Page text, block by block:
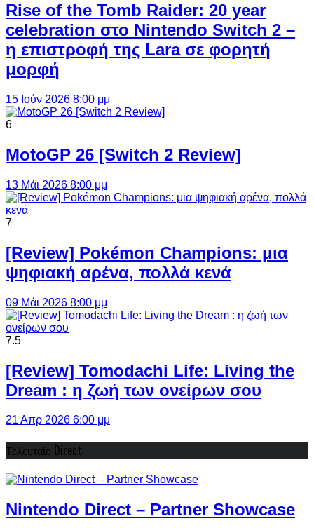
Rise of the Tomb Raider: 20 year
celebration στο Nintendo Switch 2 –
η επιστροφή της Lara σε φορητή
μορφή
15 Ιούν 2026 8:00 μμ
6
MotoGP 26 [Switch 2 Review]
13 Μάι 2026 8:00 μμ
7
[Review] Pokémon Champions: μια
ψηφιακή αρένα, πολλά κενά
09 Μάι 2026 8:00 μμ
7.5
[Review] Tomodachi Life: Living the
Dream : η ζωή των ονείρων σου
21 Απρ 2026 6:00 μμ
Τελευταίο Direct:
Nintendo Direct – Partner Showcase